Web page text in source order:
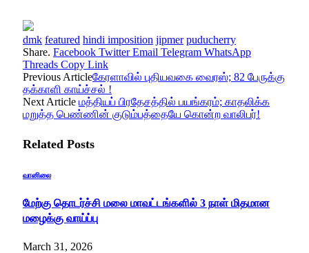
dmk featured hindi imposition jipmer puducherry
Share. Facebook Twitter Email Telegram WhatsApp
Threads Copy Link
Previous Articleகேரளாவில் புதியவகை வைரஸ்; 82 பேருக்கு
தக்காளி காய்ச்சல் !
Next Article மத்தியப் பிரதேசத்தில் பயங்கரம்; காதலிக்க
மறுத்த பெண்ணின் குடும்பத்தையே கொன்ற வாலிபர்!
Related Posts
வானிலை
மேற்கு தொடர்ச்சி மலை மாவட்டங்களில் 3 நாள் மிதமான
மழைக்கு வாய்ப்பு
March 31, 2026